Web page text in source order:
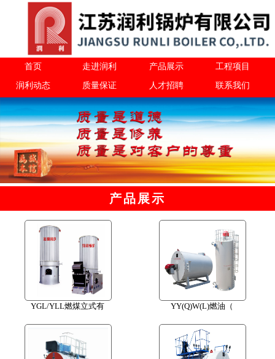
首页 走进润利 产品展示 工程项目
润利动态 质量保证 人才招聘 联系我们
产品展示
YGL/YLL燃煤立式有 YY(Q)W(L)燃油（